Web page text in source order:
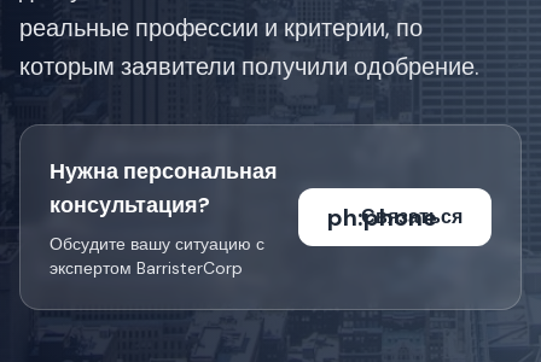
реальные профессии и критерии, по
которым заявители получили одобрение.
Нужна персональная
консультация?
Обсудите вашу ситуацию с
экспертом BarristerCorp
ph:phone
Связаться